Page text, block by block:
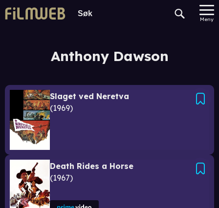
Meny
Anthony Dawson
Slaget ved Neretva
1969
Death Rides a Horse
1967